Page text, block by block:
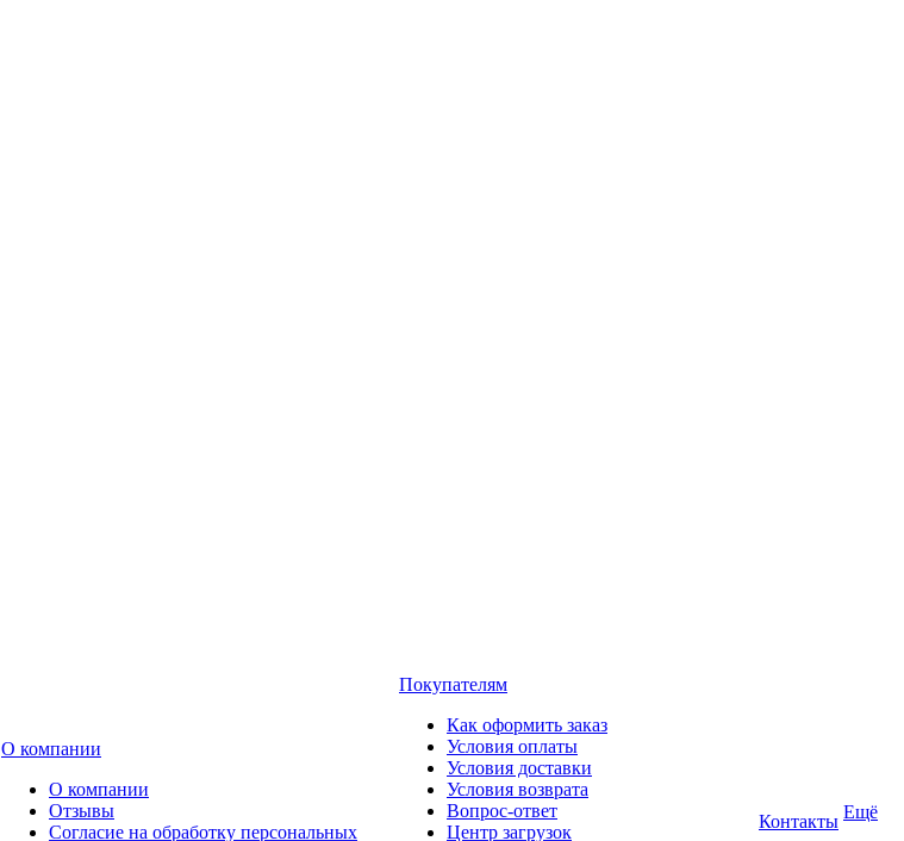
О компании
О компании
Отзывы
Согласие на обработку персональных
Покупателям
Как оформить заказ
Условия оплаты
Условия доставки
Условия возврата
Вопрос-ответ
Центр загрузок
Контакты Ещё